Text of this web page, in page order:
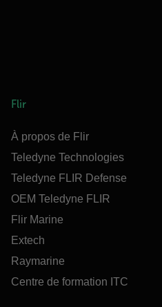
Flir
À propos de Flir
Teledyne Technologies
Teledyne FLIR Defense
OEM Teledyne FLIR
Flir Marine
Extech
Raymarine
Centre de formation ITC